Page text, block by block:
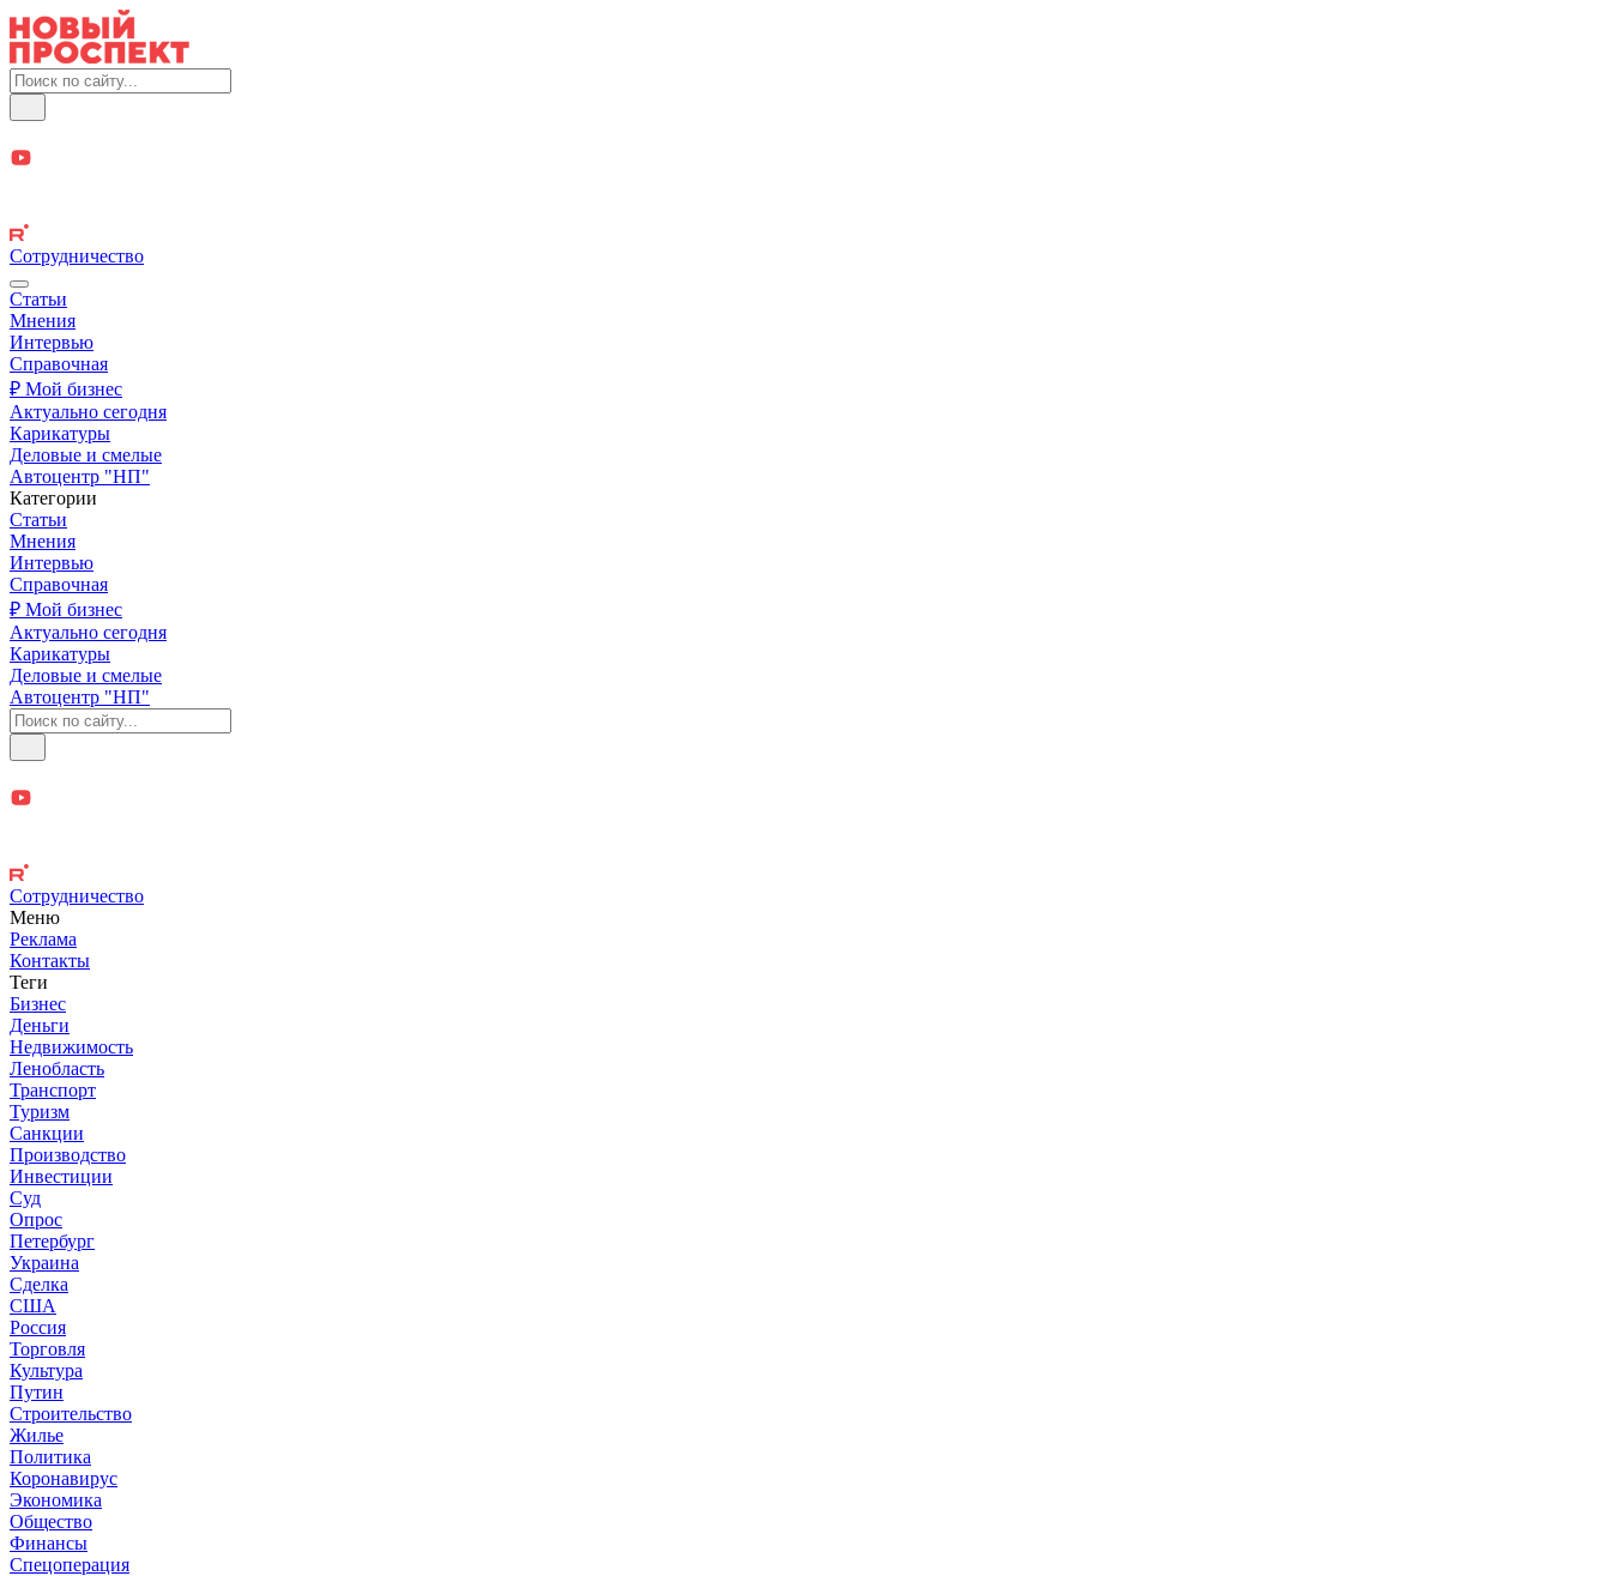
Сотрудничество
Статьи
Мнения
Интервью
Справочная
₽ Мой бизнес
Актуально сегодня
Карикатуры
Деловые и смелые
Автоцентр "НП"
Категории
Статьи
Мнения
Интервью
Справочная
₽ Мой бизнес
Актуально сегодня
Карикатуры
Деловые и смелые
Автоцентр "НП"
Сотрудничество
Меню
Реклама
Контакты
Теги
Бизнес
Деньги
Недвижимость
Ленобласть
Транспорт
Туризм
Санкции
Производство
Инвестиции
Суд
Опрос
Петербург
Украина
Сделка
США
Россия
Торговля
Культура
Путин
Строительство
Жилье
Политика
Коронавирус
Экономика
Общество
Финансы
Спецоперация